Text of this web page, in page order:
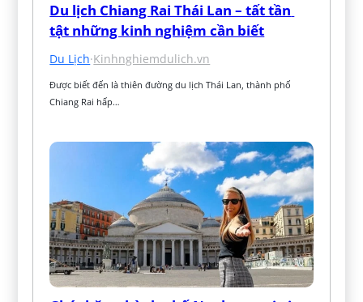
Du lịch Chiang Rai Thái Lan – tất tần
tật những kinh nghiệm cần biết
Du Lịch·Kinhnghiemdulich.vn
Được biết đến là thiên đường du lịch Thái Lan, thành phố
Chiang Rai hấp…